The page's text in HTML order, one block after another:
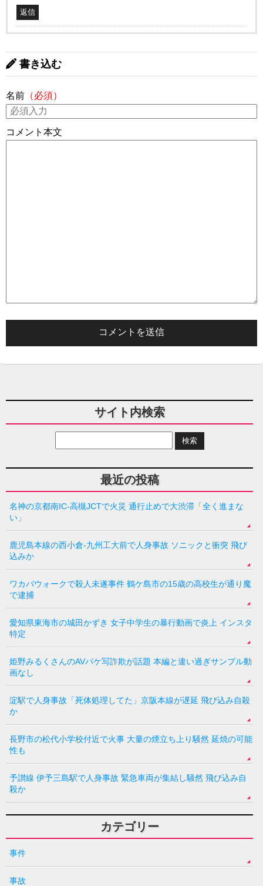
返信
書き込む
名前 （必須）
コメント本文
サイト内検索
最近の投稿
名神の京都南IC-高槻JCTで火災 通行止めで大渋滞「全く進まな
い」
鹿児島本線の西小倉-九州工大前で人身事故 ソニックと衝突 飛び
込みか
ワカバウォークで殺人未遂事件 鶴ケ島市の15歳の高校生が通り魔
で逮捕
愛知県東海市の城田かずき 女子中学生の暴行動画で炎上 インスタ
特定
姫野みるくさんのAVパケ写詐欺が話題 本編と違い過ぎサンプル動
画なし
淀駅で人身事故「死体処理してた」京阪本線が遅延 飛び込み自殺
か
長野市の松代小学校付近で火事 大量の煙立ち上り騒然 延焼の可能
性も
予讃線 伊予三島駅で人身事故 緊急車両が集結し騒然 飛び込み自
殺か
カテゴリー
事件
事故